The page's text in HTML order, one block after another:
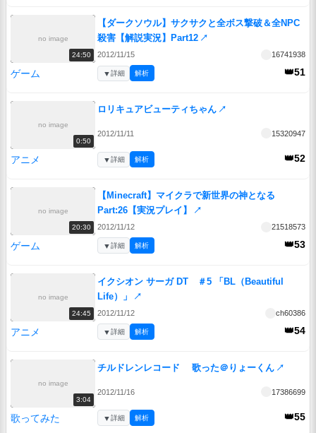
no image
24:50
【ダークソウル】サクサクと全ボス撃破＆全NPC
殺害【解説実況】Part12 ↗
2012/11/15 16741938
ゲーム 👑51
▼詳細 解析
no image
0:50
ロリキュアビューティちゃん ↗
2012/11/11 15320947
アニメ 👑52
▼詳細 解析
no image
20:30
【Minecraft】マイクラで新世界の神となる
Part:26【実況プレイ】
↗
2012/11/12 21518573
ゲーム 👑53
▼詳細 解析
no image
24:45
イクシオン サーガ DT ＃5 「BL（Beautiful
Life）」
↗
2012/11/12 ch60386
アニメ 👑54
▼詳細 解析
no image
3:04
チルドレンレコード 歌った＠りょーくん ↗
2012/11/16 17386699
歌ってみた 👑55
▼詳細 解析